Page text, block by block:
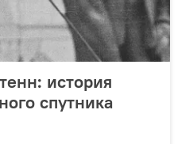
история
спутника